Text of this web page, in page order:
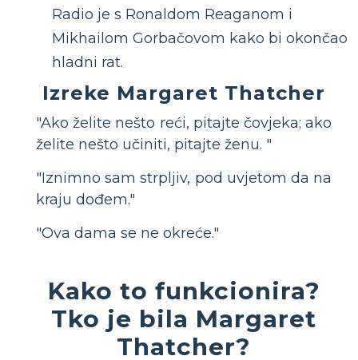
Radio je s Ronaldom Reaganom i
Mikhailom Gorbačovom kako bi okončao
hladni rat.
Izreke Margaret Thatcher
"Ako želite nešto reći, pitajte čovjeka; ako
želite nešto učiniti, pitajte ženu. "
"Iznimno sam strpljiv, pod uvjetom da na
kraju dođem."
"Ova dama se ne okreće."
Kako to funkcionira?
Tko je bila Margaret
Thatcher?